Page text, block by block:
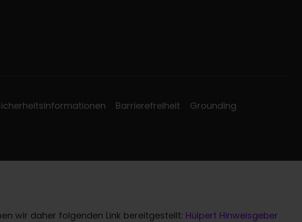
Barrierefreiheit
Grounding
wir daher folgenden Link bereitgestellt: Hülpert Hinweisgeber